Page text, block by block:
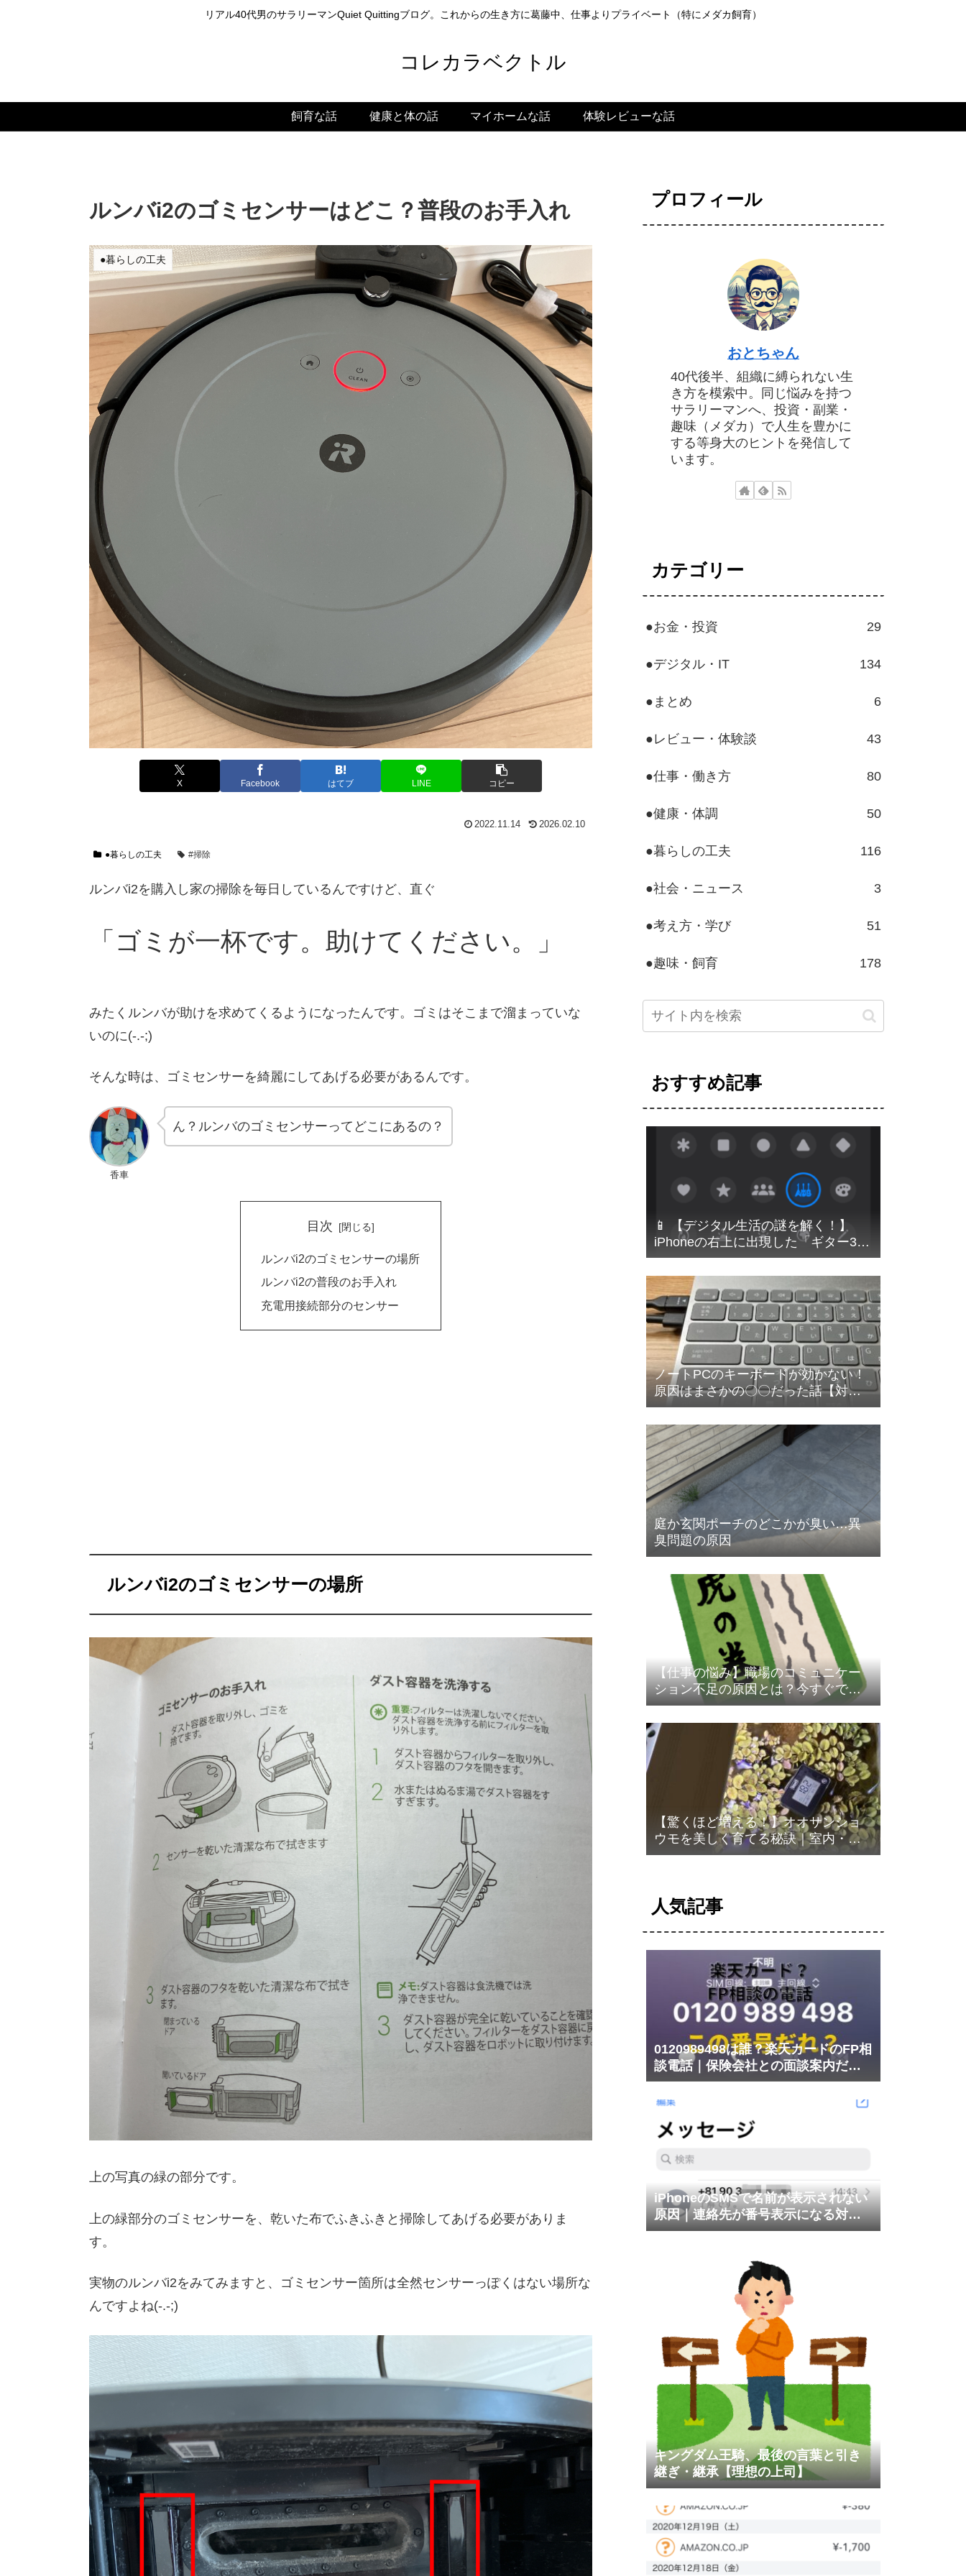
リアル40代男のサラリーマンQuiet Quittingブログ。これからの生き方に葛藤中、仕事よりプライベート（特にメダカ飼育）
コレカラベクトル
飼育な話 健康と体の話 マイホームな話 体験レビューな話
ルンバi2のゴミセンサーはどこ？普段のお手入れ
●暮らしの工夫
X Facebook はてブ LINE コピー
2022.11.14 2026.02.10
●暮らしの工夫 #掃除
ルンバi2を購入し家の掃除を毎日しているんですけど、直ぐ
「ゴミが一杯です。助けてください。」
みたくルンバが助けを求めてくるようになったんです。ゴミはそこまで溜まっていな
いのに(-.-;)
そんな時は、ゴミセンサーを綺麗にしてあげる必要があるんです。
香車
ん？ルンバのゴミセンサーってどこにあるの？
目次
ルンバi2のゴミセンサーの場所
ルンバi2の普段のお手入れ
充電用接続部分のセンサー
ルンバi2のゴミセンサーの場所
上の写真の緑の部分です。
上の緑部分のゴミセンサーを、乾いた布でふきふきと掃除してあげる必要がありま
す。
実物のルンバi2をみてみますと、ゴミセンサー箇所は全然センサーっぽくはない場所な
んですよね(-.-;)
プロフィール
おとちゃん
40代後半、組織に縛られない生
き方を模索中。同じ悩みを持つ
サラリーマンへ、投資・副業・
趣味（メダカ）で人生を豊かに
する等身大のヒントを発信して
います。
カテゴリー
●お金・投資 29
●デジタル・IT 134
●まとめ 6
●レビュー・体験談 43
●仕事・働き方 80
●健康・体調 50
●暮らしの工夫 116
●社会・ニュース 3
●考え方・学び 51
●趣味・飼育 178
おすすめ記事
📱 【デジタル生活の謎を解く！】
iPhoneの右上に出現した「ギター3
本」アイコンの正体！意外な原因と
Apple IDの落とし穴
ノートPCのキーボードが効かない！
原因はまさかの〇〇だった話【対処
法】
庭か玄関ポーチのどこかが臭い…異
臭問題の原因
【仕事の悩み】職場のコミュニケー
ション不足の原因とは？今すぐでき
る改善策と5W1H活用術
【驚くほど増える！】オオサンショ
ウモを美しく育てる秘訣｜室内・屋
外での育て方と注意点
人気記事
0120989498は誰？楽天カードのFP相
談電話｜保険会社との面談案内だっ
た
iPhoneのSMSで名前が表示されない
原因｜連絡先が番号表示になる対処
法
キングダム王騎、最後の言葉と引き
継ぎ・継承【理想の上司】